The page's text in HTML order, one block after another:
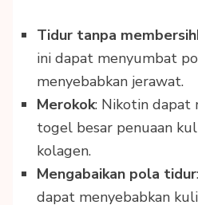
Tidur tanpa
ini dapat menyumbat
menyebabkan jerawat.
Merokok: Nikotin dapat
togel besar penuaan
kolagen.
Mengabaikan pola tidur
dapat menyebabkan